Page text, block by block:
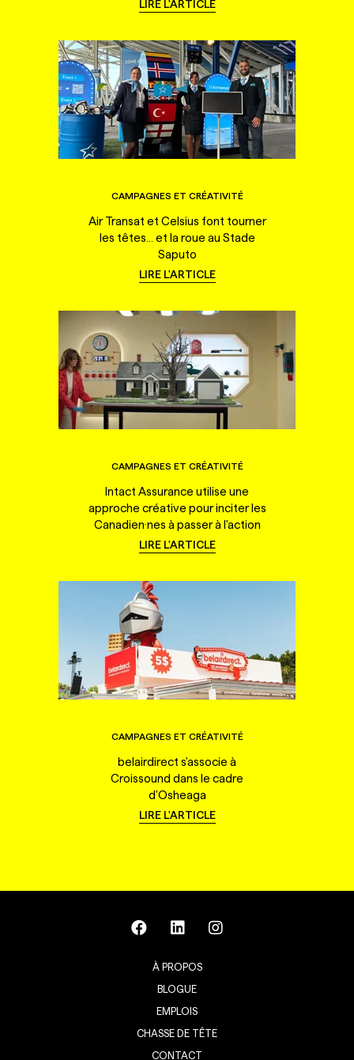
LIRE L'ARTICLE
CAMPAGNES ET CRÉATIVITÉ
Air Transat et Celsius font tourner
les têtes... et la roue au Stade
Saputo
LIRE L'ARTICLE
CAMPAGNES ET CRÉATIVITÉ
Intact Assurance utilise une
approche créative pour inciter les
Canadien·nes à passer à l'action
LIRE L'ARTICLE
CAMPAGNES ET CRÉATIVITÉ
belairdirect s'associe à
Croissound dans le cadre
d'Osheaga
LIRE L'ARTICLE
À PROPOS
BLOGUE
EMPLOIS
CHASSE DE TÊTE
CONTACT